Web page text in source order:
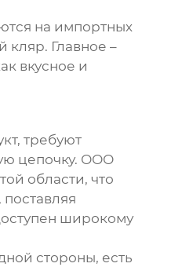
на импортных
кляр. Главное –
вкусное и
требуют
цепочку. ООО
области, что
широкому
стороны, есть